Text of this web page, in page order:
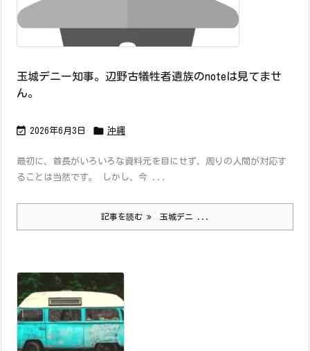
玉城デニー知事。辺野古犠牲者遺族のnoteは見てませ
ん。
 2026年6月3日  沖縄
最初に、首長がいろいろな資料元を目にせず、周りの人間が対応す
ることは当然です。 しかし、今 ...
記事を読む 玉城デニ ...